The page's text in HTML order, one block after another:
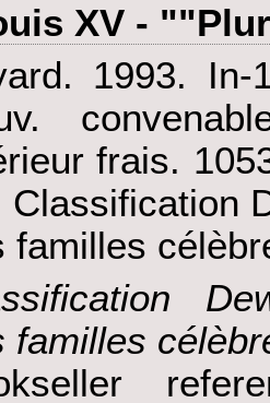
XV -
1993.
frais.
Classification
familles
familles